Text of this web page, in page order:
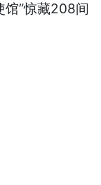
馆”惊藏208间